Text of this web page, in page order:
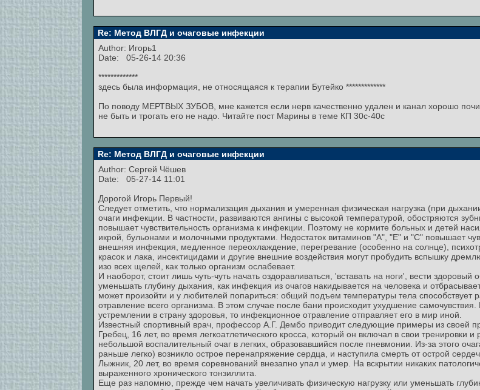
Re: Метод ВЛГД и очаговые инфекции
Author: Игорь1
Date: 05-26-14 20:36
*************
здесь была информация, не относящаяся к терапии Бутейко *************
По поводу МЕРТВЫХ ЗУБОВ, мне кажется если нерв качественно удален и канал хорошо
не быть и трогать его не надо. Читайте пост Марины в теме КП 30с-40с
Re: Метод ВЛГД и очаговые инфекции
Author: Сергей Чёшев
Date: 05-27-14 11:01
Дорогой Игорь Первый!
Следует отметить, что нормализация дыхания и умеренная физическая нагрузка (при
очаги инфекции. В частности, развиваются ангины с высокой температурой, обостряются
повышает чувствительность организма к инфекции. Поэтому не кормите больных и детей
икрой, бульонами и молочными продуктами. Недостаток витаминов "А", "Е" и "С" повышает
внешняя инфекция, медленное переохлаждение, перегревание (особенно на солнце),
красок и лака, инсектицидами и другие внешние воздействия могут пробудить вспышку
изо всех щелей, как только организм ослабевает.
И наоборот, стоит лишь чуть-чуть начать оздоравливаться, 'вставать на ноги', вести здоровый
уменьшать глубину дыхания, как инфекция из очагов накидывается на человека и
может произойти и у любителей попариться: общий подъем температуры тела
отравление всего организма. В этом случае после бани происходит ухудшение
устремлении в страну здоровья, то инфекционное отравление отправляет его в мир иной.
Известный спортивный врач, профессор А.Г. Дембо приводит следующие примеры из своей
Гребец, 16 лет, во время легкоатлетического кросса, который он включал в свои
небольшой воспалительный очаг в легких, образовавшийся после пневмонии. Из-за этого
раньше легко) возникло острое перенапряжение сердца, и наступила смерть от острой
Лыжник, 20 лет, во время соревнований внезапно упал и умер. На вскрытии никаких
выраженного хронического тонзиллита.
Еще раз напомню, прежде чем начать увеличивать физическую нагрузку или уменьшать